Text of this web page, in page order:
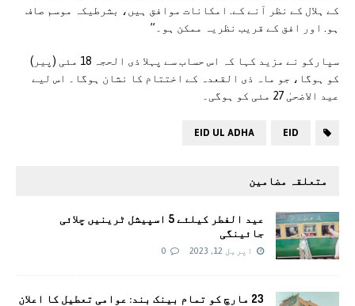
کے ہلال کے نظر آنے کے. امکانات موافق ہیں، بشرطیکہ موسم صاف
ہو. اور افق کے قریب نظریہ ممکن ہو۔”
سپارکو نے مزید کہا کہ اس حساب سے پہلا ذی الحجہ 18 مئی (پیر)
کو ہوگا، جو ماہ ذی القعدہ کے اختتام کا نشان ہوگا۔ اس لیے
عید الاضحیٰ 27 مئی کو ہوگی۔
EID
EID UL ADHA
متعلقہ مضامین
عید الفطر کیلئے 5 اسپیشل ٹرینیں چلائی
جائینگی
اپریل 12, 2023 0
23 مارچ کو تمام بینک بند: عوامی تعطیل کا اعلان